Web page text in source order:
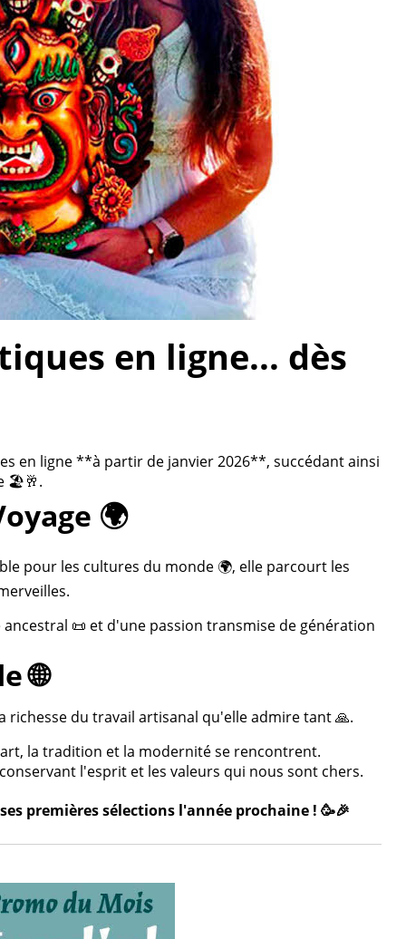
en ligne... dès
en ligne **à partir de janvier 2026**, succédant ainsi
🏖️🥂.
🌍
pour les cultures du monde 🌍, elle parcourt les
📜 et d'une passion transmise de génération
🌐
richesse du travail artisanal qu'elle admire tant 🙏.
la tradition et la modernité se rencontrent.
l'esprit et les valeurs qui nous sont chers.
premières sélections l'année prochaine ! 🥳🎉